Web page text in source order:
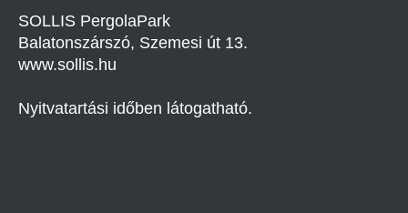
SOLLIS PergolaPark
Balatonszárszó, Szemesi út 13.
www.sollis.hu
Nyitvatartási időben látogatható.